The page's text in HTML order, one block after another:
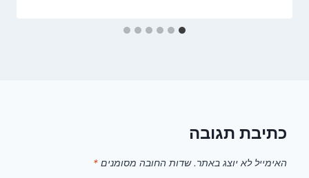
כתיבת תגובה
האימייל לא יוצג באתר. שדות החובה מסומנים *